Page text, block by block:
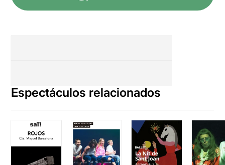
Espectáculos relacionados